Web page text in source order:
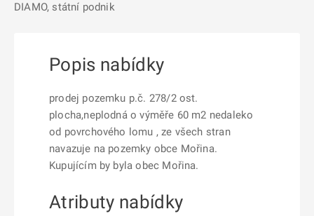
DIAMO, státní podnik
Popis nabídky
prodej pozemku p.č. 278/2 ost.
plocha,neplodná o výměře 60 m2 nedaleko
od povrchového lomu , ze všech stran
navazuje na pozemky obce Mořina.
Kupujícím by byla obec Mořina.
Atributy nabídky